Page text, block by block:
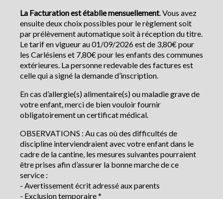
La Facturation est établie mensuellement. Vous avez
ensuite deux choix possibles pour le règlement soit
par prélèvement automatique soit à réception du titre.
Le tarif en vigueur au 01/09/2026 est de 3,80€ pour
les Carlésiens et 7,80€ pour les enfants des communes
extérieures. La personne redevable des factures est
celle qui a signé la demande d’inscription.
En cas d’allergie(s) alimentaire(s) ou maladie grave de
votre enfant, merci de bien vouloir fournir
obligatoirement un certificat médical.
OBSERVATIONS : Au cas où des difficultés de
discipline interviendraient avec votre enfant dans le
cadre de la cantine, les mesures suivantes pourraient
être prises afin d’assurer la bonne marche de ce
service :
- Avertissement écrit adressé aux parents
- Exclusion temporaire *